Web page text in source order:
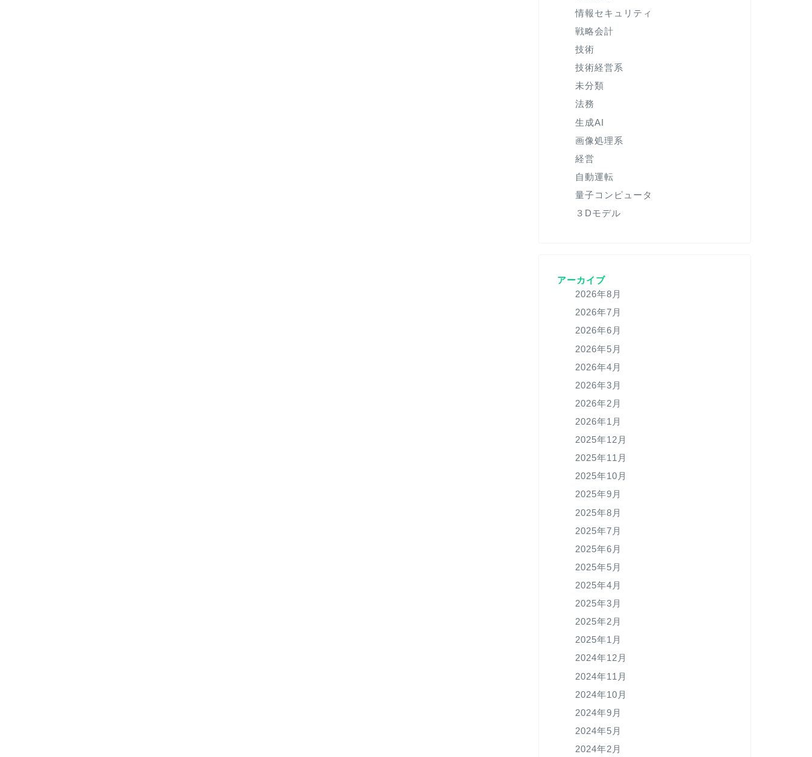
情報セキュリティ
戦略会計
技術
技術経営系
未分類
法務
生成AI
画像処理系
経営
自動運転
量子コンピュータ
３Dモデル
アーカイブ
2026年8月
2026年7月
2026年6月
2026年5月
2026年4月
2026年3月
2026年2月
2026年1月
2025年12月
2025年11月
2025年10月
2025年9月
2025年8月
2025年7月
2025年6月
2025年5月
2025年4月
2025年3月
2025年2月
2025年1月
2024年12月
2024年11月
2024年10月
2024年9月
2024年5月
2024年2月